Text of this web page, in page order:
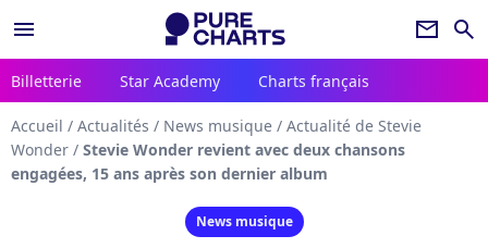
menu newsletter search
Billetterie Star Academy Charts français
Accueil / Actualités / News musique / Actualité de Stevie
Wonder / Stevie Wonder revient avec deux chansons
engagées, 15 ans après son dernier album
News musique